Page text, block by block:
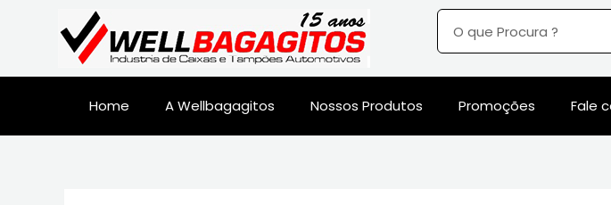
Home A Wellbagagitos Nossos Produtos Promoções Fale